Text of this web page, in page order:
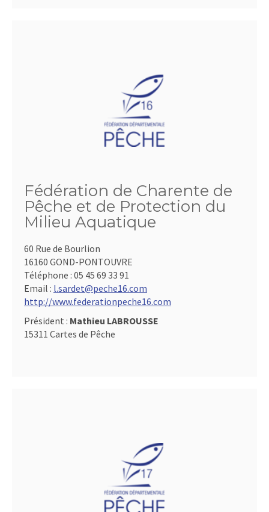
Fédération de Charente de
Pêche et de Protection du
Milieu Aquatique
60 Rue de Bourlion
16160 GOND-PONTOUVRE
Téléphone : 05 45 69 33 91
Email : l.sardet@peche16.com
http://www.federationpeche16.com
Président : Mathieu LABROUSSE
15311 Cartes de Pêche